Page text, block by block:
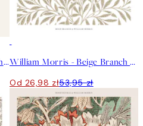
William Morris - Willow Bough Landscape Plakat William Morris - Beige Branch Plakat
Od 26,98 zł53,95 zł